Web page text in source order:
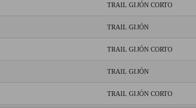
TRAIL GIJÓN CORTO
TRAIL GIJÓN
TRAIL GIJÓN CORTO
TRAIL GIJÓN
TRAIL GIJÓN CORTO